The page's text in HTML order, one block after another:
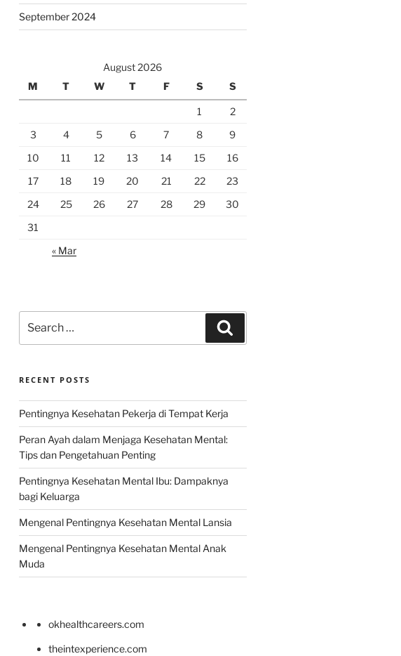
September 2024
August 2026
M
T W T F S S
1
2
3
4 5 6 7 8
9
10
11 12 13 14 15
16
17
18 19 20 21 22
23
24
25 26 27 28 29
30
31
« Mar
for:
RECENT POSTS
Pentingnya Kesehatan Pekerja di Tempat Kerja
Peran Ayah dalam Menjaga Kesehatan Mental:
Tips dan Pengetahuan Penting
Pentingnya Kesehatan Mental Ibu: Dampaknya
bagi Keluarga
Mengenal Pentingnya Kesehatan Mental Lansia
Mengenal Pentingnya Kesehatan Mental Anak
Muda
okhealthcareers.com
theintexperience.com